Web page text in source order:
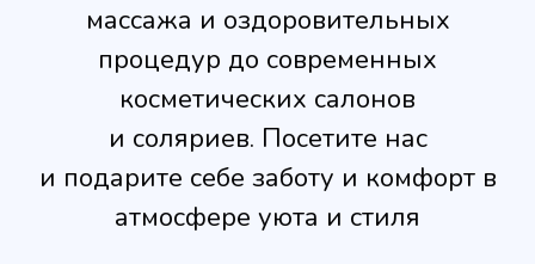
массажа и оздоровительных
процедур до современных
косметических салонов
и соляриев. Посетите нас
и подарите себе заботу и комфорт в
атмосфере уюта и стиля